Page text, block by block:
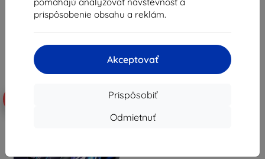
prispôsobenie obsahu a reklám.
Akceptovať
Prispôsobiť
Odmietnuť
14,32 € 17,91 €